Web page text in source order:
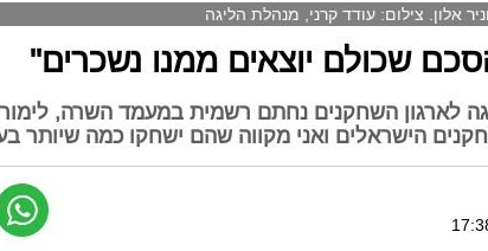
אלון. צילום: עודד קרני, מנהלת הליגה
שכולם יוצאים ממנו נשכרים"
לארגון השחקנים נחתם רשמית במעמד השרה,
הישראלים ואני מקווה שהם ישחקו כמה שיותר